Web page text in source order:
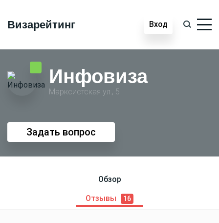
Визарейтинг Вход
Инфовиза
Марксистская ул., 5
Задать вопрос
Обзор
Отзывы 16